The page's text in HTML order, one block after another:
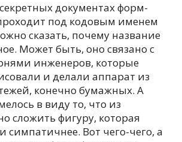
документах форм-
под кодовым именем
сказать, почему название
Может быть, оно связано с
инженеров, которые
и делали аппарат из
конечно бумажных. А
в виду то, что из
сложить фигуру, которая
симпатичнее. Вот чего-чего, а